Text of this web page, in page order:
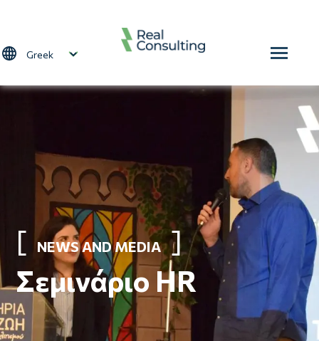
Select your language
NEWS AND MEDIA
Σεμινάριο HR